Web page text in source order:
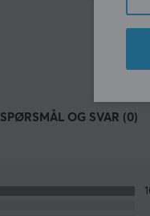
SPØRSMÅL OG SVAR (0)